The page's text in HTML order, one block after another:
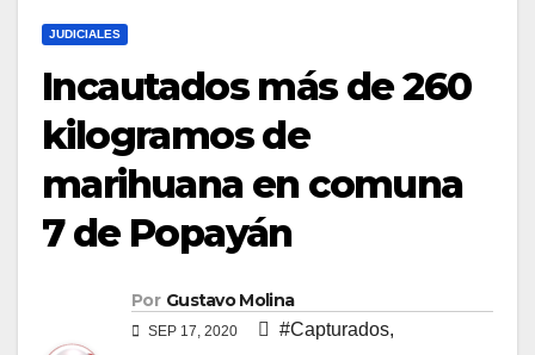
JUDICIALES
Incautados más de 260
kilogramos de
marihuana en comuna
7 de Popayán
Por Gustavo Molina
SEP 17, 2020 #Capturados,